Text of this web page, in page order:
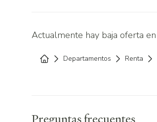
Actualmente hay baja oferta en
Departamentos Renta